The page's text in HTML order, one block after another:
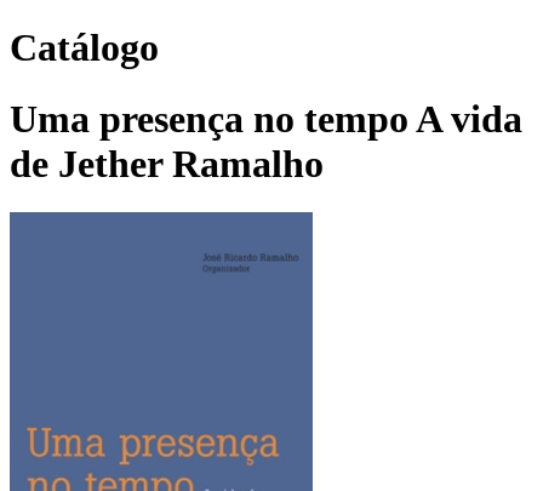
Catálogo
Uma presença no tempo A vida
de Jether Ramalho